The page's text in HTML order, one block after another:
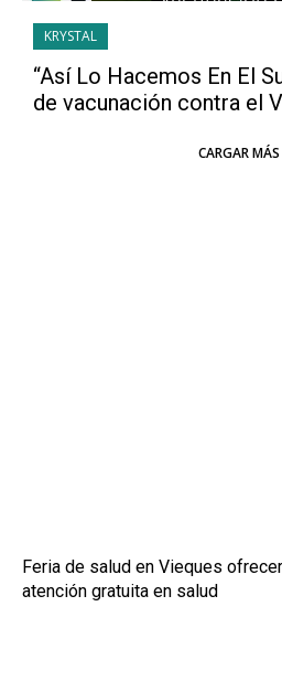
KRYSTAL
“Así Lo Hacemos En El
de vacunación contra el
CARGAR MÁS
Feria de salud en Vieques
atención gratuita en salud